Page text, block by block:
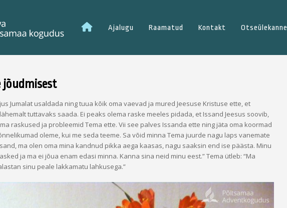
EsilehtAjalugu Raamatud Kontakt Otseülekanne
jõudmisest
Jumalat usaldada ning tuua kõik oma vaevad ja mured Jeesuse Kristuse ette, et
tuttavaks saada. Ei peaks olema raske meeles pidada, et Issand Jeesus soovib,
raskused ja probleemid Tema ette. Vii see palves Issanda ette ning jäta oma koormad
oleme, kui me seda teeme. Sa võid minna Tema juurde nagu laps vanemate
ma olen oma mina kandnud pikka aega kaasas, nagu saaksin end ise päästa. Minu
ja ma ei jõua enam edasi minna. Kanna sina neid minu eest.” Tema ütleb: “Ma
sinu peale lakkamatu lahkusega.”